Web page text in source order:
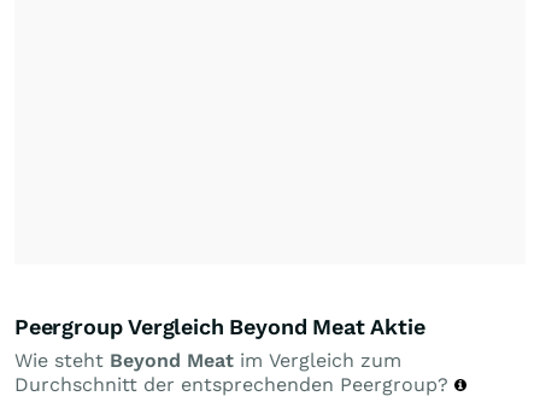
Peergroup Vergleich Beyond Meat Aktie
Wie steht Beyond Meat im Vergleich zum
Durchschnitt der entsprechenden Peergroup?